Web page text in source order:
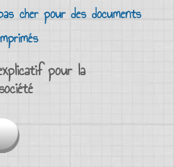
cher pour des documents
pour la